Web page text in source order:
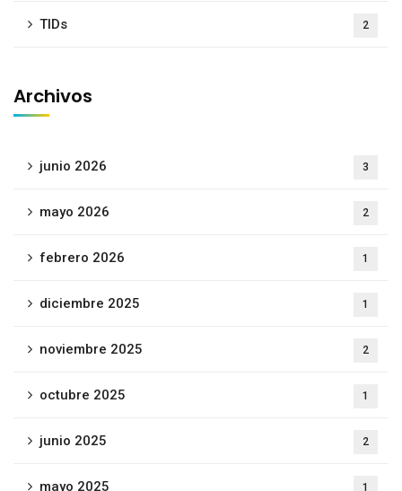
TIDs 2
Archivos
junio 2026 3
mayo 2026 2
febrero 2026 1
diciembre 2025 1
noviembre 2025 2
octubre 2025 1
junio 2025 2
mayo 2025 1